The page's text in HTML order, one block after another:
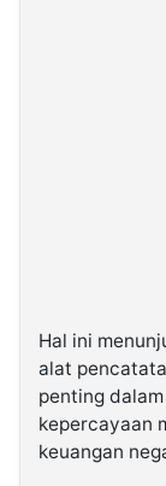
Hal ini
alat
penting
kepercayaan
keuangan